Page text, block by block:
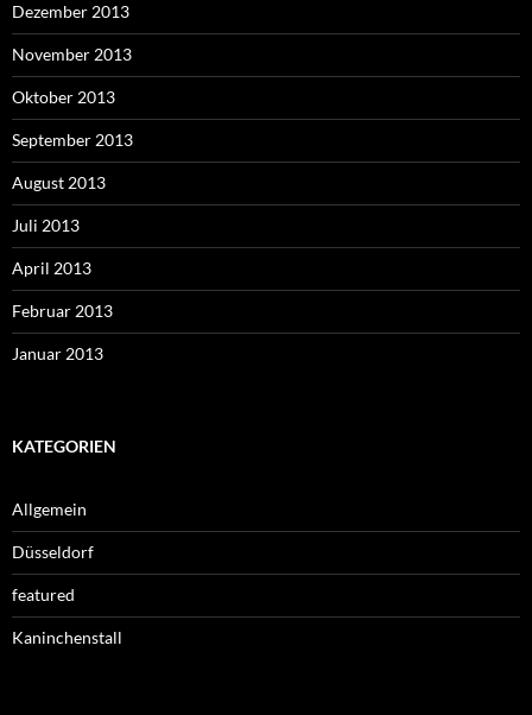
Dezember 2013
November 2013
Oktober 2013
September 2013
August 2013
Juli 2013
April 2013
Februar 2013
Januar 2013
KATEGORIEN
Allgemein
Düsseldorf
featured
Kaninchenstall